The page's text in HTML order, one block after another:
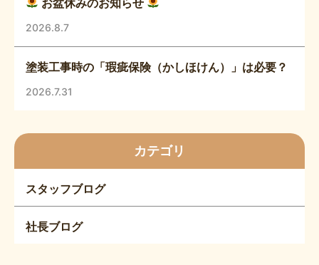
2026.8.7
塗装工事時の「瑕疵保険（かしほけん）」は必要？
2026.7.31
カテゴリ
スタッフブログ
社長ブログ